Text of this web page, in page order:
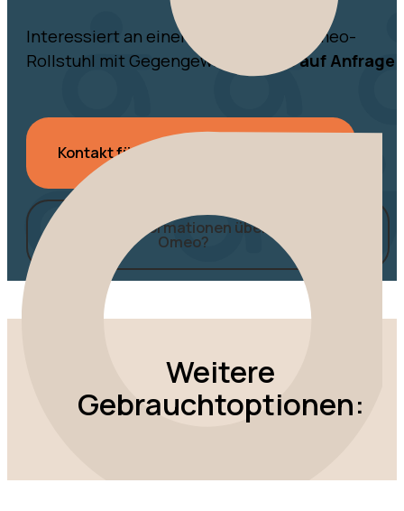
Interessiert an einem gebrauchten Omeo-
Rollstuhl mit Gegengewicht?
Preis auf Anfrage.
Kontakt für aktuelles Angebot
Weitere Informationen über den
Omeo?
Weitere
Gebrauchtoptionen: